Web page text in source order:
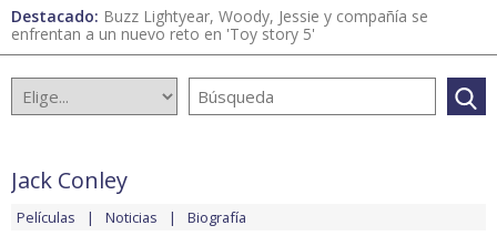
Destacado: Buzz Lightyear, Woody, Jessie y compañía se
enfrentan a un nuevo reto en 'Toy story 5'
Jack Conley
Películas Noticias Biografía